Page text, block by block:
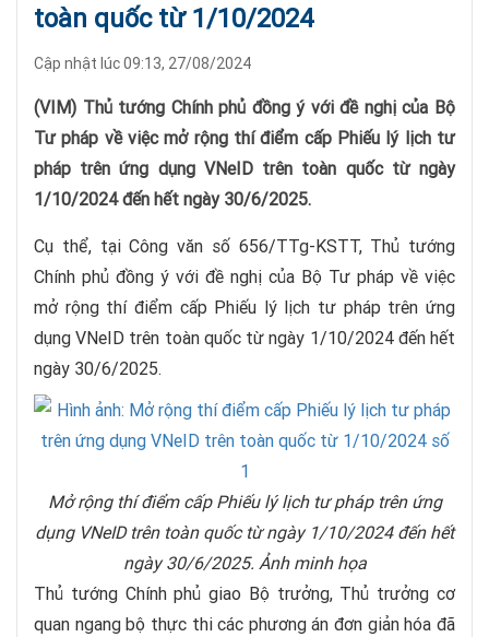
toàn quốc từ 1/10/2024
Cập nhật lúc 09:13, 27/08/2024
(VIM) Thủ tướng Chính phủ đồng ý với đề nghị của Bộ
Tư pháp về việc mở rộng thí điểm cấp Phiếu lý lịch tư
pháp trên ứng dụng VNeID trên toàn quốc từ ngày
1/10/2024 đến hết ngày 30/6/2025.
Cụ thể, tại Công văn số 656/TTg-KSTT, Thủ tướng
Chính phủ đồng ý với đề nghị của Bộ Tư pháp về việc
mở rộng thí điểm cấp Phiếu lý lịch tư pháp trên ứng
dụng VNeID trên toàn quốc từ ngày 1/10/2024 đến hết
ngày 30/6/2025.
Mở rộng thí điểm cấp Phiếu lý lịch tư pháp trên ứng
dụng VNeID trên toàn quốc từ ngày 1/10/2024 đến hết
ngày 30/6/2025. Ảnh minh họa
Thủ tướng Chính phủ giao Bộ trưởng, Thủ trưởng cơ
quan ngang bộ thực thi các phương án đơn giản hóa đã